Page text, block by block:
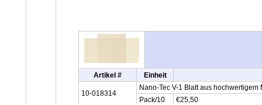
Artikel # Einheit
10-018314
Nano-Tec V-1 Blatt aus
Pack/10
€25,50